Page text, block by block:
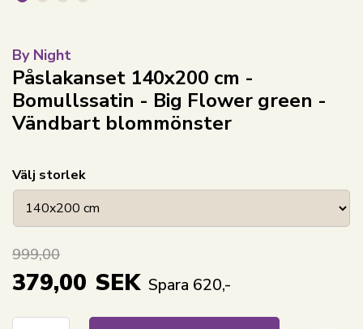
By Night
Påslakanset 140x200 cm -
Bomullssatin - Big Flower green -
Vändbart blommönster
Välj storlek
999,00
379,00 SEK Spara 620,-